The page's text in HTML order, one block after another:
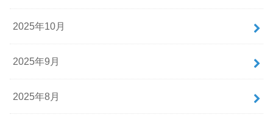
2025年10月
2025年9月
2025年8月